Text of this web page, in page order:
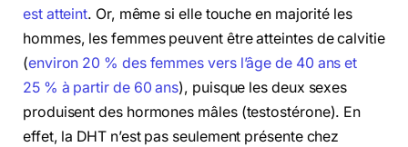
est atteint. Or, même si elle touche en majorité les
hommes, les femmes peuvent être atteintes de calvitie
(environ 20 % des femmes vers l’âge de 40 ans et
25 % à partir de 60 ans), puisque les deux sexes
produisent des hormones mâles (testostérone). En
effet, la DHT n’est pas seulement présente chez